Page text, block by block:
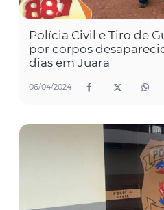
Polícia Civil e Tiro de
por corpos
dias em Juara
06/04/2024